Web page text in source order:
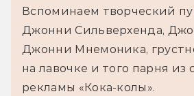
Вспоминаем творческий
Джонни Сильверхенда,
Джонни Мнемоника,
на лавочке и того парня из
рекламы «Кока-колы».